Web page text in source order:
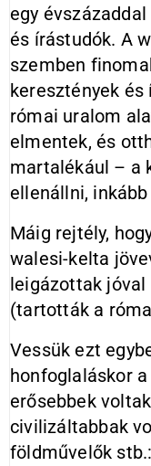
egy
és írástudók. A
szemben
keresztények és
római uralom
elmentek, és
martalékául – a
ellenállni,
Máig rejtély,
walesi-kelta
leigázottak
(tartották a
Vessük ezt
honfoglaláskor
erősebbek
civilizáltabbak
földművelők